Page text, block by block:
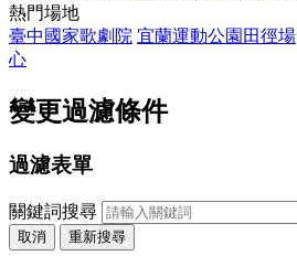
熱門場地
臺中國家歌劇院 宜蘭運動公園田徑場
心
變更過濾條件
過濾表單
關鍵詞搜尋
取消 重新搜尋